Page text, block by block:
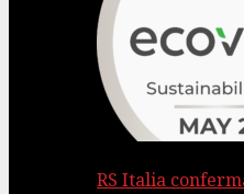
RS Italia